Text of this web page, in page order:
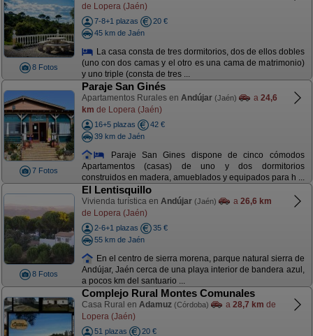
8 Fotos
de Lopera (Jaén)
7-8+1 plazas
20 €
45 km de Jaén
La casa consta de tres dormitorios, dos de ellos dobles
(uno con dos camas y el otro es una cama de matrimonio)
y uno triple (consta de tres ...
7 Fotos
Paraje San Ginés
Apartamentos Rurales en Andújar (Jaén) a 24,6
km de Lopera (Jaén)
16+5 plazas
42 €
39 km de Jaén
Paraje San Gines dispone de cinco cómodos
Apartamentos (casas) de uno y dos dormitorios
construidos en madera, amueblados y equipados para h ...
8 Fotos
El Lentisquillo
Vivienda turística en Andújar (Jaén) a 26,6 km
de Lopera (Jaén)
2-6+1 plazas
35 €
55 km de Jaén
En el centro de sierra morena, parque natural sierra de
Andújar, Jaén cerca de una playa interior de bandera azul,
a pocos km del santuario ...
Complejo Rural Montes Comunales
Casa Rural en Adamuz (Córdoba) a 28,7 km de
Lopera (Jaén)
51 plazas
20 €